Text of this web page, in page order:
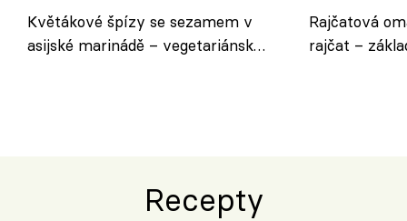
Květákové špízy se sezamem v
asijské marinádě – vegetariánská
Rajčatová
rajčat –
Recepty